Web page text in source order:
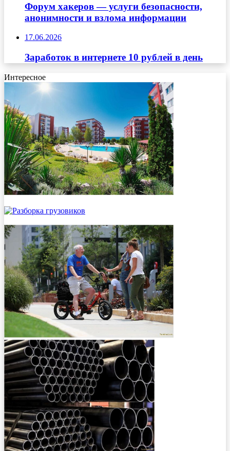
Форум хакеров — услуги безопасности,
анонимности и взлома информации
17.06.2026
Заработок в интернете 10 рублей в день
Интересное